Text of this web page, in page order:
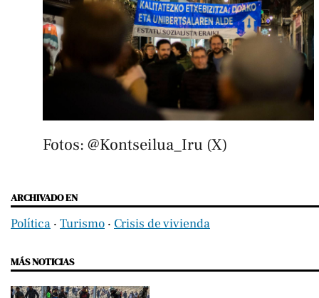
Fotos: @Kontseilua_Iru (X)
ARCHIVADO EN
Política ‧ Turismo ‧ Crisis de vivienda
MÁS NOTICIAS